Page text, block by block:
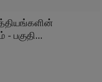
- பகுதி...